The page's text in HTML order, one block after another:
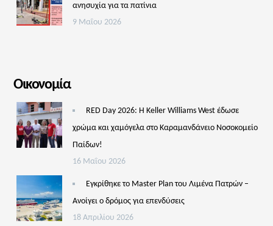
ανησυχία για τα πατίνια
9 Μαΐου 2026
Οικονομία
RED Day 2026: Η Keller Williams West έδωσε
χρώμα και χαμόγελα στο Καραμανδάνειο Νοσοκομείο
Παίδων!
16 Μαΐου 2026
Εγκρίθηκε το Master Plan του Λιμένα Πατρών –
Aνοίγει ο δρόμος για επενδύσεις
18 Απριλίου 2026